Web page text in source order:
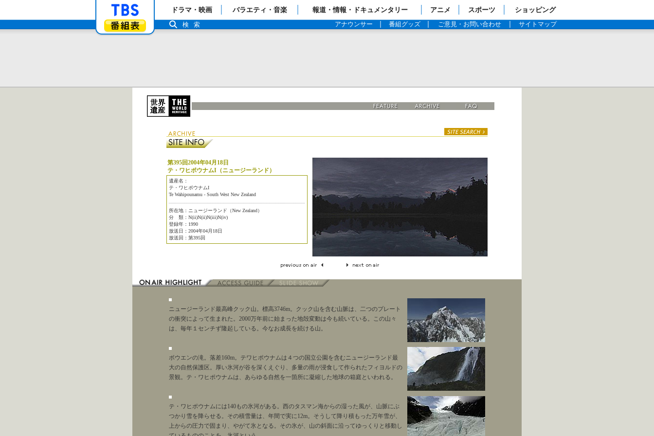
「TBSテレビ」トップページ
番組表
ドラマ・映画 バラエティ・音楽 報道・情報・ドキュメンタリー アニメ スポーツ ショッピング
アナウンサー 番組グッズ ご意見・お問い合わせ サイトマップ
検索
第395回2004年04月18日
テ・ワヒポウナムI（ニュージーランド）
遺産名：
テ・ワヒポウナムI
Te Wahipounamu - South West New Zealand
所在地：ニュージーランド（New Zealand）
分 類：N(ii)N(ii)N(iii)N(iv)
登録年：1990
放送日：2004年04月18日
放送回：第395回
ニュージーランド最高峰クック山。標高3746m。クック山を含む山脈は、二つのプレート
の衝突によって生まれた。2000万年前に始まった地殻変動は今も続いている。この山々
は、毎年１センチず隆起している。今なお成長を続ける山。
ボウエンの滝。落差160m。テワヒポウナムは４つの国立公園を含むニュージーランド最
大の自然保護区。厚い氷河が谷を深くえぐり、多量の雨が浸食して作られたフィヨルドの
景観。テ・ワヒポウナムは、あらゆる自然を一箇所に凝縮した地球の箱庭といわれる。
テ・ワヒポウナムには140もの氷河がある。西のタスマン海からの湿った風が、山脈にぶ
つかり雪を降らせる。その積雪量は、年間で実に12m。そうして降り積もった万年雪が、
上からの圧力で固まり、やがて氷となる。その氷が、山の斜面に沿ってゆっくりと移動し